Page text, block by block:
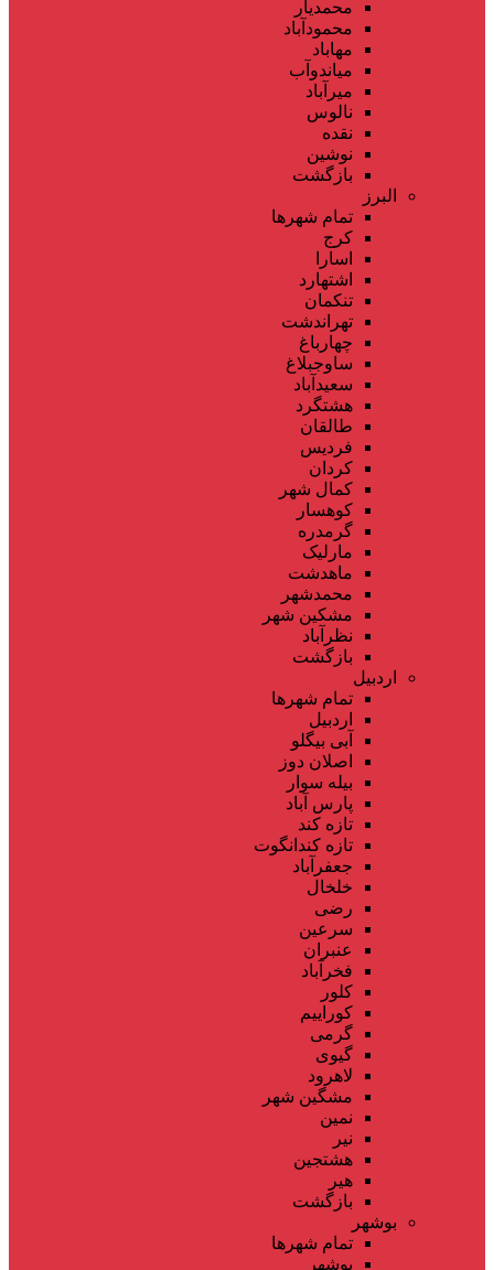
محمدیار
محمودآباد
مهاباد
میاندوآب
میرآباد
نالوس
نقده
نوشین
بازگشت
البرز
تمام شهر‌ها
کرج
اسارا
اشتهارد
تنکمان
تهراندشت
چهارباغ
ساوجبلاغ
سعیدآباد
هشتگرد
طالقان
فردیس
کردان
کمال شهر
کوهسار
گرمدره
مارلیک
ماهدشت
محمدشهر
مشکین شهر
نظرآباد
بازگشت
اردبیل
تمام شهر‌ها
اردبیل
آبی بیگلو
اصلان دوز
بیله سوار
پارس آباد
تازه کند
تازه کندانگوت
جعفرآباد
خلخال
رضی
سرعین
عنبران
فخرآباد
کلور
کوراییم
گرمی
گیوی
لاهرود
مشگین شهر
نمین
نیر
هشتجین
هیر
بازگشت
بوشهر
تمام شهر‌ها
بوشهر